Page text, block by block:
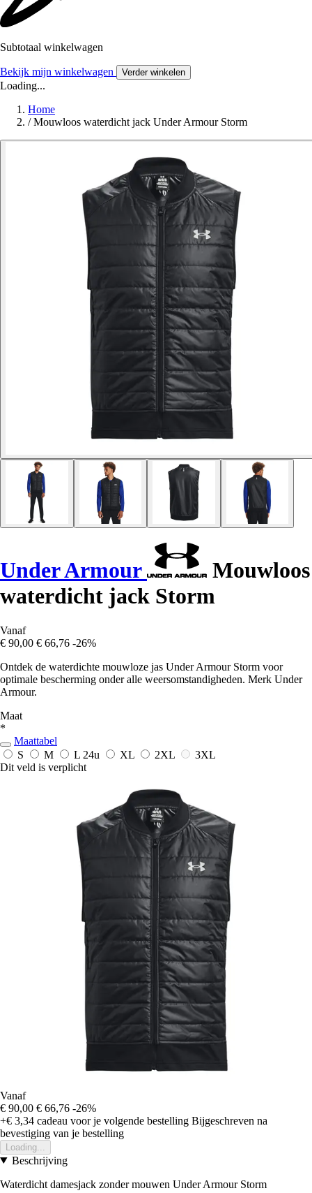
Subtotaal winkelwagen
Bekijk mijn winkelwagen Verder winkelen
Loading...
Home
/ Mouwloos waterdicht jack Under Armour Storm
Under Armour
Mouwloos
waterdicht jack Storm
Vanaf
€ 90,00 € 66,76 -26%
Ontdek de waterdichte mouwloze jas Under Armour Storm voor
optimale bescherming onder alle weersomstandigheden. Merk Under
Armour.
Maat
*
Maattabel
S
M L 24u XL 2XL
3XL
Dit veld is verplicht
Vanaf
€ 90,00 € 66,76 -26%
+€ 3,34 cadeau voor je volgende bestelling Bijgeschreven na
bevestiging van je bestelling
Loading...
Beschrijving
Waterdicht damesjack zonder mouwen Under Armour Storm